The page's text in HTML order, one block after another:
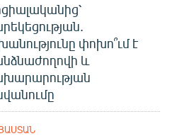
փոխո՞ւմ է
և